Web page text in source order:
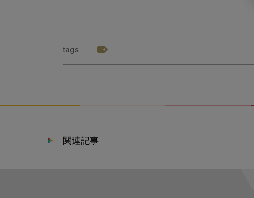
tags
関連記事